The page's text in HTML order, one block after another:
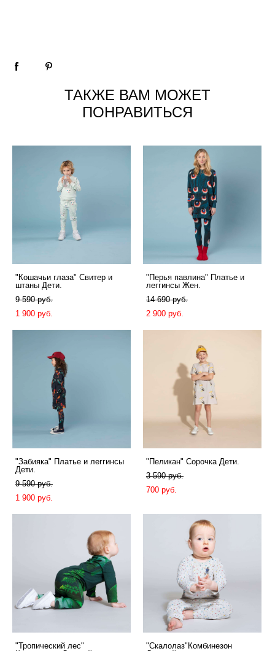
ТАКЖЕ ВАМ МОЖЕТ
ПОНРАВИТЬСЯ
"Кошачьи глаза" Свитер и
штаны Дети.
9 590 pуб.
1 900 pуб.
"Перья павлина" Платье и
леггинсы Жен.
14 690 pуб.
2 900 pуб.
"Забияка" Платье и леггинсы
Дети.
9 590 pуб.
1 900 pуб.
"Пеликан" Сорочка Дети.
3 590 pуб.
700 pуб.
"Тропический лес"
"Скалолаз"Комбинезон